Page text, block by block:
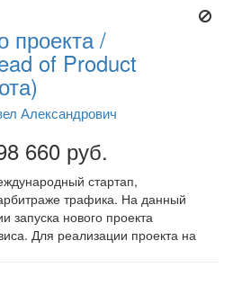
проекта /
of Product
Александрович
660 руб.
стартап,
трафика. На данный
запуска нового проекта
Для реализации проекта на